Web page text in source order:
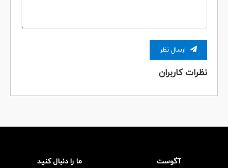
ارسال نظر
نظرات کاربران
آگوست ما را دنبال کنید